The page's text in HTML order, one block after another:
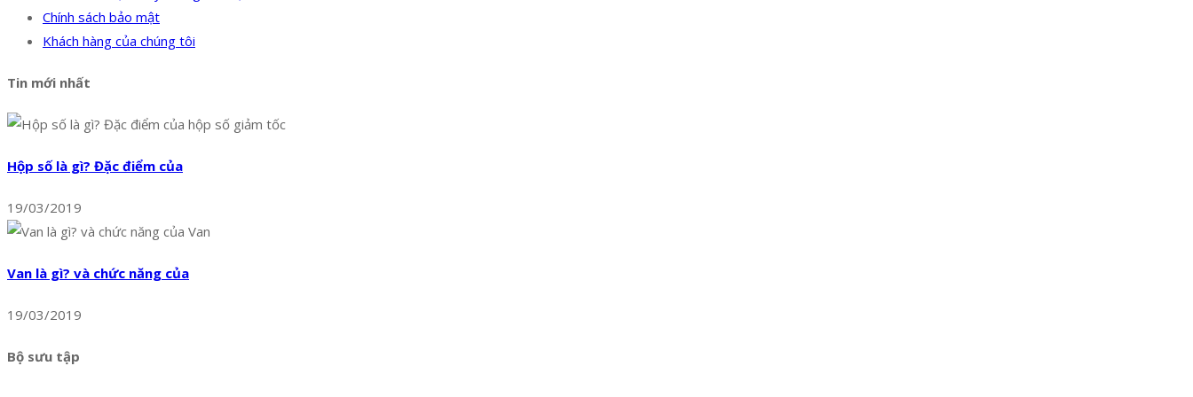
Chính sách bảo mật
Khách hàng của chúng tôi
Tin mới nhất
Hộp số là gì? Đặc điểm của
19/03/2019
Van là gì? và chức năng của
19/03/2019
Bộ sưu tập